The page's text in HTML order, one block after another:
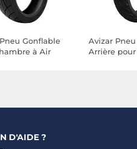
Gonflable
à Air
Avizar
Arrière
D'AIDE ?